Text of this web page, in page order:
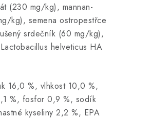
(230 mg/kg), mannan-
kg), semena ostropestřce
srdečník (60 mg/kg),
Lactobacillus helveticus HA
16,0 %, vlhkost 10,0 %,
%, fosfor 0,9 %, sodík
kyseliny 2,2 %, EPA